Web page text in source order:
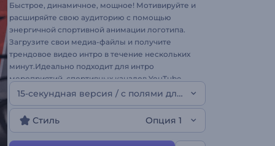
Быстрое, динамичное, мощное! Мотивируйте и
расширяйте свою аудиторию с помощью
энергичной спортивной анимации логотипа.
Загрузите свои медиа-файлы и получите
трендовое видео интро в течение нескольких
минут.Идеально подходит для интро
мероприятий, спортивных каналов YouTube,
спортивных новостей и многого другого.
Используйте Введение Спорт Движение для
вашего следующего видео. Это видео версия!
15-секундная версия / с полями для видео
Стиль Опция 1